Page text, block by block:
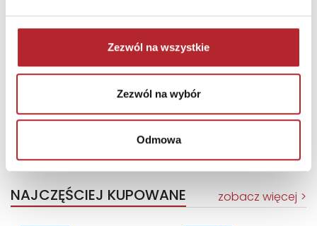
Zezwól na wszystkie
Zezwól na wybór
Odmowa
Puzzle 24 Moto Traktor CzuCzu
Sug. cena det. 69,90zł(brutto)
Zaloguj się, aby kupić
NAJCZĘŚCIEJ KUPOWANE zobacz więcej